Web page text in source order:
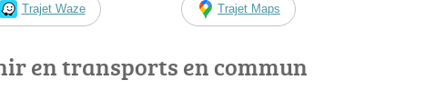
Trajet Waze Trajet Maps
en transports en commun